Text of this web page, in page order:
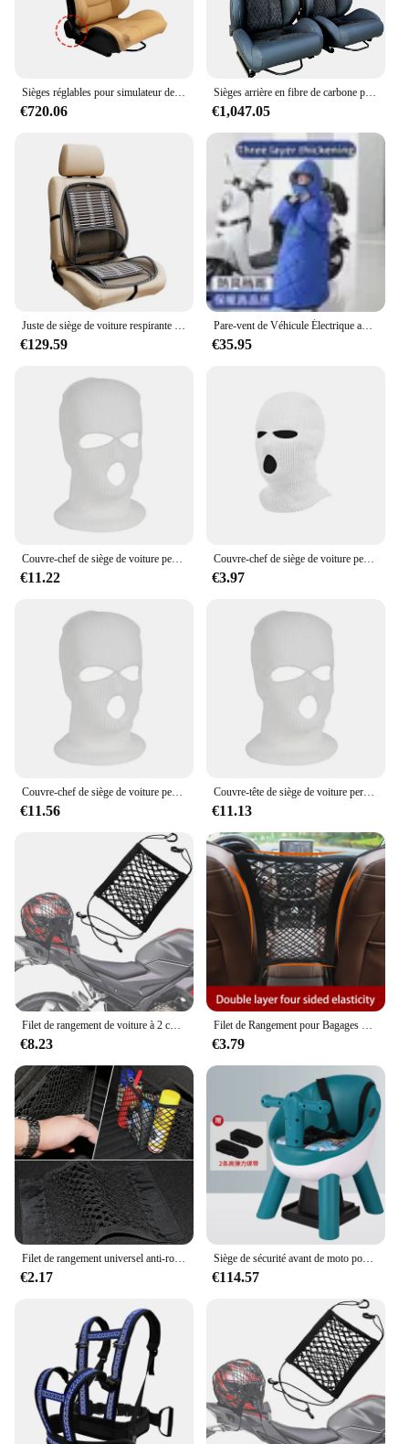
Sièges réglables pour simulateur de voiture de course, siège en cuir PVC, universel pour voiture de sport, réglage, E27
€720.06
Sièges arrière en fibre de carbone pour voiture, Sièges de course SIM, Fibre Violet, 1039R, E27
€1,047.05
Juste de siège de voiture respirante avec coussin de taille, soutien lombaire, décoration automobile, ajustement universel, 2023
€129.59
Pare-vent de Véhicule Électrique avec Peluche d'Hiver et Optique, Siège Arrière de Moto Parent-enfant, Batterie de Voiture Imperméable et Coupe-Vent
€35.95
Couvre-chef de siège de voiture personnalisé, masque de cyclisme chaud masqué, couvre-chef coupe-vent, chapeau drôle, accessoires décoratifs modifiés spéciaux
€11.22
Couvre-chef de siège de voiture personnalisé, masque de cyclisme chaud masqué, couvre-chef coupe-vent, chapeau drôle, accessoires décoratifs modifiés spéciaux
€3.97
Couvre-chef de siège de voiture personnalisé, masque de cyclisme chaud masqué, couvre-chef coupe-vent, chapeau drôle, accessoires décoratifs modifiés spéciaux
€11.56
Couvre-tête de siège de voiture personnalisé, chapeau chaud masqué, masque coupe-vent de cyclisme, accessoires décoratifs modifiés spéciaux, chapeau drôle
€11.13
Filet de rangement de voiture à 2 couches entre les sièges, sac en filet élastique extensible, barrière pour animaux de compagnie, accessoires de voiture
€8.23
Filet de Rangement pour Bagages de Moto et Voiture, Sac en Maille pour Siège Arrière, Kit de Cordes avec Crochets
€3.79
Filet de rangement universel anti-roulis pour coffre de moto, sac de rangement solide pour siège arrière de voiture
€2.17
Siège de sécurité avant de moto pour enfants, batterie de bébé, siège de voiture, chaise de salle à manger, accessoires de moto pour enfants de 1 à 8 ans
€114.57